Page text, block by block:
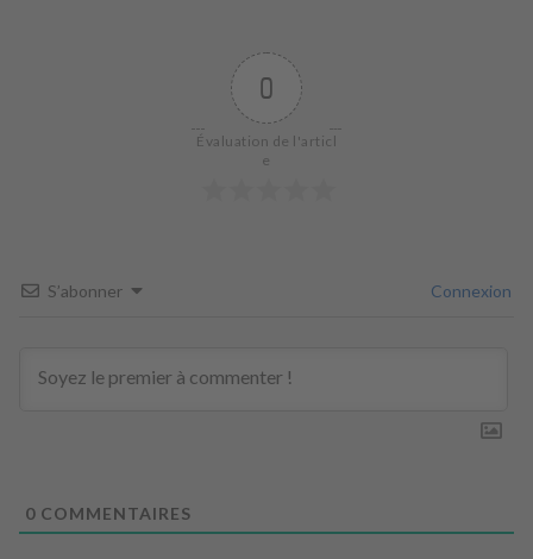
0
Évaluation de l'articl
e
S’abonner Connexion
0 COMMENTAIRES